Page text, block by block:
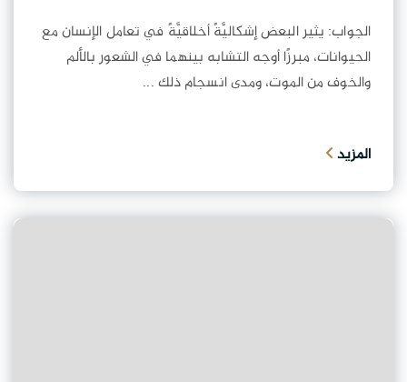
الجواب: يثير البعض إشكاليَّةً أخلاقيَّةً في تعامل الإنسان مع
الحيوانات، مبرزًا أوجه التشابه بينهما في الشعور بالألم
والخوف من الموت، ومدى انسجام ذلك ...
المزيد